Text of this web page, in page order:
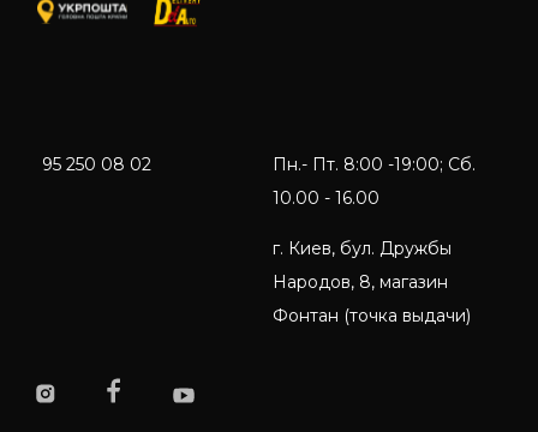
95 250 08 02
Пн.- Пт. 8:00 -19:00; Сб.
10.00 - 16.00
г. Киев, бул. Дружбы
Народов, 8, магазин
Фонтан (точка выдачи)